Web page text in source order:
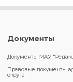
Документы
Документы МАУ
Правовые документы
округа